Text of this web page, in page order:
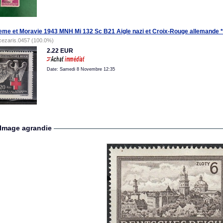
et Moravie 1943 MNH Mi 132 Sc B21 Aigle nazi et Croix-Rouge allemande
(100.0%)
2.22 EUR
Date: Samedi 8 Novembre 12:35
Image agrandie